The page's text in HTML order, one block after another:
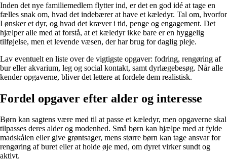
Inden det nye familiemedlem flytter ind, er det en god idé at tage en
fælles snak om, hvad det indebærer at have et kæledyr. Tal om, hvorfor
I ønsker et dyr, og hvad det kræver i tid, penge og engagement. Det
hjælper alle med at forstå, at et kæledyr ikke bare er en hyggelig
tilføjelse, men et levende væsen, der har brug for daglig pleje.
Lav eventuelt en liste over de vigtigste opgaver: fodring, rengøring af
bur eller akvarium, leg og social kontakt, samt dyrlægebesøg. Når alle
kender opgaverne, bliver det lettere at fordele dem realistisk.
Fordel opgaver efter alder og interesse
Børn kan sagtens være med til at passe et kæledyr, men opgaverne skal
tilpasses deres alder og modenhed. Små børn kan hjælpe med at fylde
madskålen eller give grøntsager, mens større børn kan tage ansvar for
rengøring af buret eller at holde øje med, om dyret virker sundt og
aktivt.